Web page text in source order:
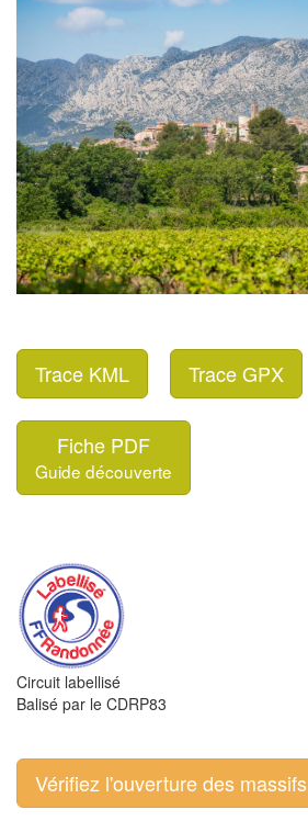
Trace KML Trace GPX
Fiche PDF
Guide découverte
Circuit labellisé
Balisé par le CDRP83
Vérifiez l'ouverture des massifs